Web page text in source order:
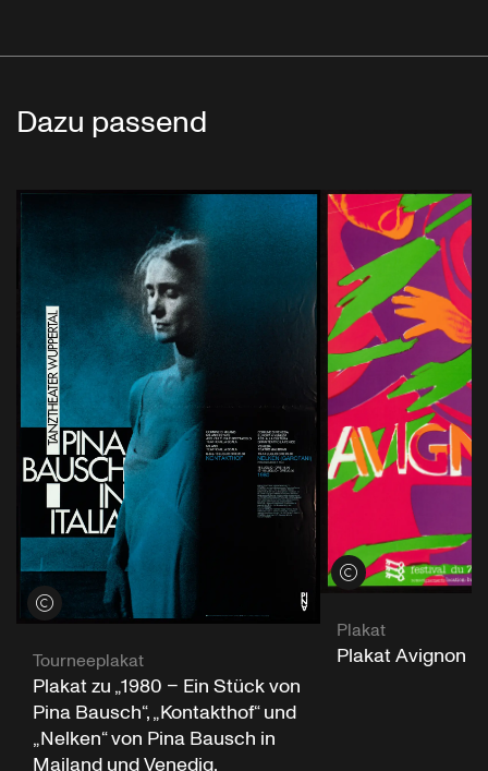
Dazu passend
Credits öffnen
Tourneeplakat
Plakat zu „1980 – Ein Stück von
Pina Bausch“, „Kontakthof“ und
„Nelken“ von Pina Bausch in
Mailand und Venedig,
Credits öffnen
Plakat
Plakat Avignon